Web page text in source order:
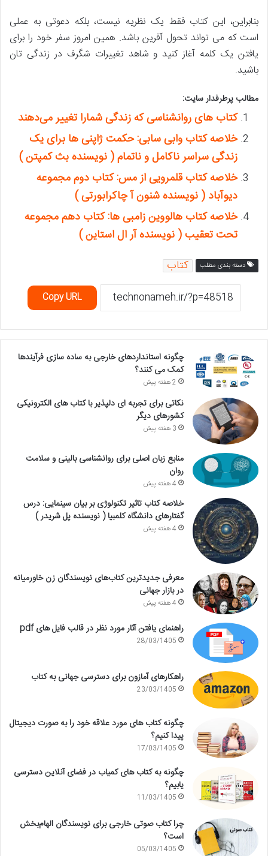
بنابراین، این کتاب فقط یک نظریه نیست، بلکه دعوتی به عملی
است که می تواند تحول آفرین باشد. همین امروز سفر خود را برای
یافتن یک کلمه آغاز کنید و شاهد تغییرات شگرف در زندگی تان
باشید.
مطالب پرطرفدار سایت:
کتاب های روانشناسی که زندگی شمارا تغییر می‌دهند
خلاصه کتاب وابی سابی: حکمت ژاپنی ها برای یک
زندگی سراسر ناکامل و ناتمام ( نویسنده بث کمپتن )
خلاصه کتاب قلمرویی از مس: کتاب دوم مجموعه
دیوآباد ( نویسنده شنون آ چاکرابورتی )
خلاصه کتاب هالووین زامبی ها: کتاب دهم مجموعه
تحت تعقیب ( نویسنده آر ال استاین )
دسته بندی مطلب کتاب
Copy URL
چگونه استانداردهای خارجی به ساده سازی فرآیندها
کمک می کنند؟
2 هفته پیش
نکاتی برای تجربه ای دلپذیر با کتاب های الکترونیکی
کشورهای دیگر
3 هفته پیش
منابع زبان اصلی برای روانشناسی بالینی و سلامت
روان
4 هفته پیش
خلاصه کتاب تاثیر تکنولوژی بر بیان سینمایی: درس
گفتارهای دانشگاه کلمبیا ( نویسنده پل شریدر )
4 هفته پیش
معرفی جدیدترین کتاب‌های نویسندگان زن خاورمیانه
در بازار جهانی
4 هفته پیش
راهنمای یافتن آثار مورد نظر در قالب فایل های pdf
28/03/1405
راهکارهای آمازون برای دسترسی جهانی به کتاب
23/03/1405
چگونه کتاب های مورد علاقه خود را به صورت دیجیتال
پیدا کنیم؟
17/03/1405
چگونه به کتاب های کمیاب در فضای آنلاین دسترسی
یابیم؟
11/03/1405
چرا کتاب صوتی خارجی برای نویسندگان الهام‌بخش
است؟
05/03/1405